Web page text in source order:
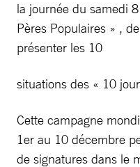
la journée du samedi
Pères Populaires » ,
présenter les 10
situations des « 10
Cette campagne
1er au 10 décembre
de signatures dans le